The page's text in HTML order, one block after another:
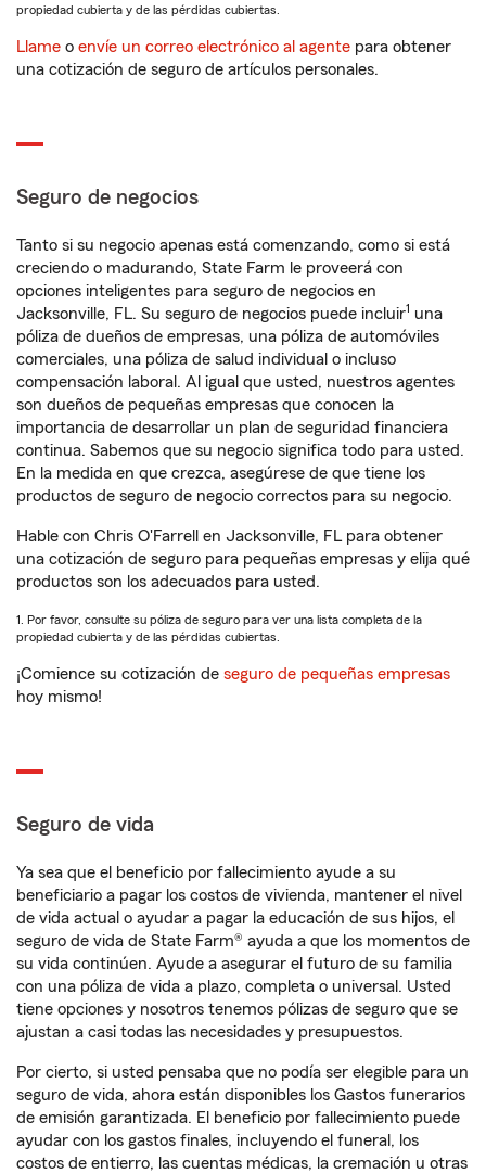
propiedad cubierta y de las pérdidas cubiertas.
Llame o envíe un correo electrónico al agente para obtener
una cotización de seguro de artículos personales.
Seguro de negocios
Tanto si su negocio apenas está comenzando, como si está
creciendo o madurando, State Farm le proveerá con
opciones inteligentes para seguro de negocios en
Jacksonville, FL. Su seguro de negocios puede incluir1 una
póliza de dueños de empresas, una póliza de automóviles
comerciales, una póliza de salud individual o incluso
compensación laboral. Al igual que usted, nuestros agentes
son dueños de pequeñas empresas que conocen la
importancia de desarrollar un plan de seguridad financiera
continua. Sabemos que su negocio significa todo para usted.
En la medida en que crezca, asegúrese de que tiene los
productos de seguro de negocio correctos para su negocio.
Hable con Chris O'Farrell en Jacksonville, FL para obtener
una cotización de seguro para pequeñas empresas y elija qué
productos son los adecuados para usted.
1. Por favor, consulte su póliza de seguro para ver una lista completa de la
propiedad cubierta y de las pérdidas cubiertas.
¡Comience su cotización de seguro de pequeñas empresas
hoy mismo!
Seguro de vida
Ya sea que el beneficio por fallecimiento ayude a su
beneficiario a pagar los costos de vivienda, mantener el nivel
de vida actual o ayudar a pagar la educación de sus hijos, el
seguro de vida de State Farm® ayuda a que los momentos de
su vida continúen. Ayude a asegurar el futuro de su familia
con una póliza de vida a plazo, completa o universal. Usted
tiene opciones y nosotros tenemos pólizas de seguro que se
ajustan a casi todas las necesidades y presupuestos.
Por cierto, si usted pensaba que no podía ser elegible para un
seguro de vida, ahora están disponibles los Gastos funerarios
de emisión garantizada. El beneficio por fallecimiento puede
ayudar con los gastos finales, incluyendo el funeral, los
costos de entierro, las cuentas médicas, la cremación u otras